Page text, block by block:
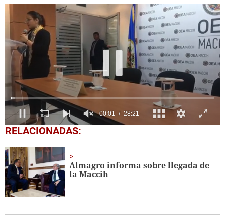
0
seconds
28
minutes,
21
seconds
RELACIONADAS:
Almagro informa sobre llegada de
la Maccih